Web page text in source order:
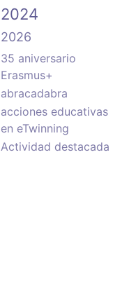
2024
2026
35 aniversario
Erasmus+
abracadabra
acciones educativas
en eTwinning
Actividad destacada